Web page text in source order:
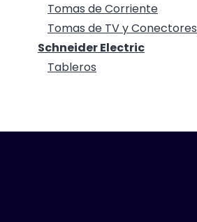
Tomas de Corriente
Tomas de TV y Conectores
Schneider Electric
Tableros